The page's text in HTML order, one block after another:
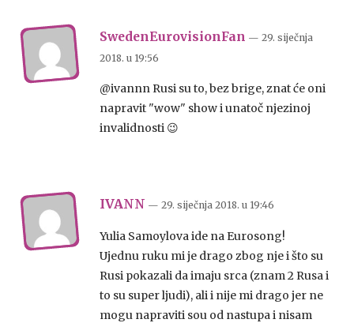
SwedenEurovisionFan — 29. siječnja
2018. u 19:56
@ivannn Rusi su to, bez brige, znat će oni
napravit "wow" show i unatoč njezinoj
invalidnosti 😉
IVANN — 29. siječnja 2018. u 19:46
Yulia Samoylova ide na Eurosong!
Ujednu ruku mi je drago zbog nje i što su
Rusi pokazali da imaju srca (znam 2 Rusa i
to su super ljudi), ali i nije mi drago jer ne
mogu napraviti sou od nastupa i nisam